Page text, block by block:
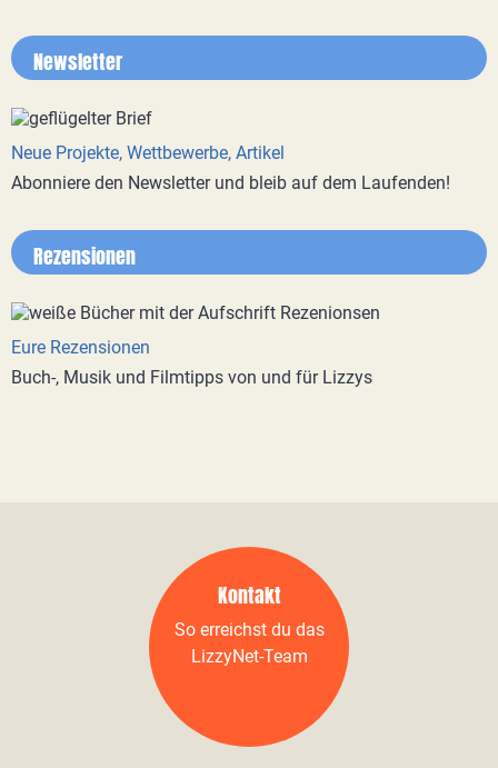
Newsletter
Neue Projekte, Wettbewerbe, Artikel
Abonniere den Newsletter und bleib auf dem Laufenden!
Rezensionen
Eure Rezensionen
Buch-, Musik und Filmtipps von und für Lizzys
Kontakt
So erreichst du das
LizzyNet-Team